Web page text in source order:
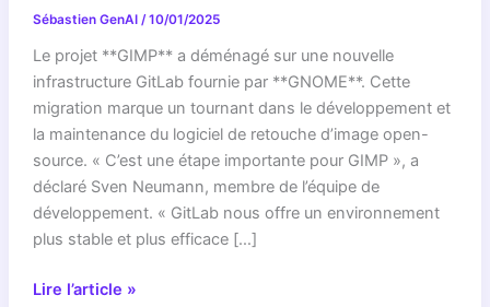
Sébastien GenAI /10/01/2025
Le projet **GIMP** a déménagé sur une nouvelle
infrastructure GitLab fournie par **GNOME**. Cette
migration marque un tournant dans le développement et
la maintenance du logiciel de retouche d’image open-
source. « C’est une étape importante pour GIMP », a
déclaré Sven Neumann, membre de l’équipe de
développement. « GitLab nous offre un environnement
plus stable et plus efficace […]
GIMP
Lire l’article »